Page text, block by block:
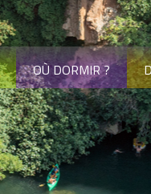
OÙ DORMIR ?